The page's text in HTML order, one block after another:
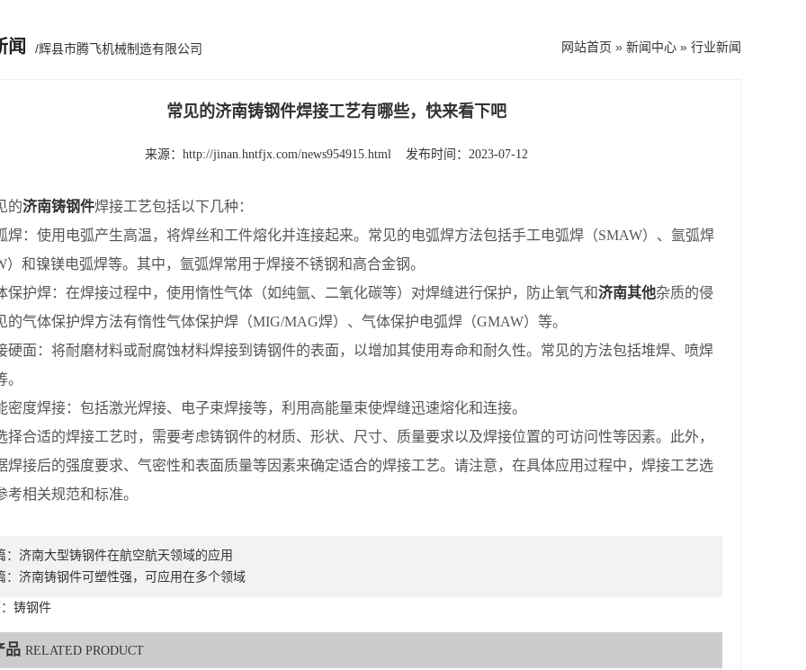
闻 /辉县市腾飞机械制造有限公司 网站首页 » 新闻中心 » 行业新闻
常见的济南铸钢件焊接工艺有哪些，快来看下吧
来源： http://jinan.hntfjx.com/news954915.html 发布时间：2023-07-12
的济南铸钢件焊接工艺包括以下几种：
使用电弧产生高温，将焊丝和工件熔化并连接起来。常见的电弧焊方法包括手工电弧焊（SMAW）、氩弧焊
）和镍镁电弧焊等。其中，氩弧焊常用于焊接不锈钢和高合金钢。
焊：在焊接过程中，使用惰性气体（如纯氩、二氧化碳等）对焊缝进行保护，防止氧气和济南其他杂质的侵
的气体保护焊方法有惰性气体保护焊（MIG/MAG焊）、气体保护电弧焊（GMAW）等。
：将耐磨材料或耐腐蚀材料焊接到铸钢件的表面，以增加其使用寿命和耐久性。常见的方法包括堆焊、喷焊
焊接：包括激光焊接、电子束焊接等，利用高能量束使焊缝迅速熔化和连接。
适的焊接工艺时，需要考虑铸钢件的材质、形状、尺寸、质量要求以及焊接位置的可访问性等因素。此外，
焊接后的强度要求、气密性和表面质量等因素来确定适合的焊接工艺。请注意，在具体应用过程中，焊接工艺选
考相关规范和标准。
济南大型铸钢件在航空航天领域的应用
济南铸钢件可塑性强，可应用在多个领域
铸钢件
品 RELATED PRODUCT